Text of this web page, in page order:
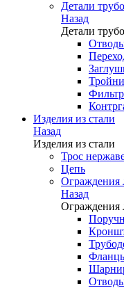
Детали
Назад
Детали
Изделия из стали
Назад
Изделия из стали
Трос
Цепь
Ограждения
Назад
Ограждения